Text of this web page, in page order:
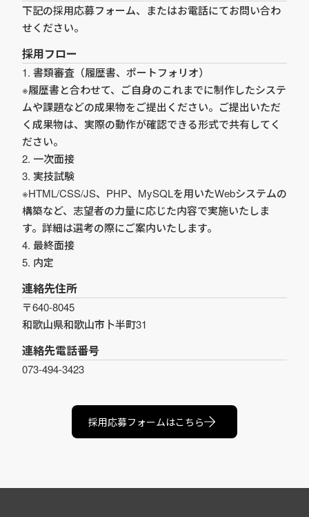
下記の採用応募フォーム、またはお電話にてお問い合わ
せください。
採用フロー
1. 書類審査（履歴書、ポートフォリオ）
※履歴書と合わせて、ご自身のこれまでに制作したシステ
ムや課題などの成果物をご提出ください。ご提出いただ
く成果物は、実際の動作が確認できる形式で共有してく
ださい。
2. 一次面接
3. 実技試験
※HTML/CSS/JS、PHP、MySQLを用いたWebシステムの
構築など、志望者の力量に応じた内容で実施いたしま
す。詳細は選考の際にご案内いたします。
4. 最終面接
5. 内定
連絡先住所
〒640-8045
和歌山県和歌山市卜半町31
連絡先電話番号
073-494-3423
採用応募フォームはこちら